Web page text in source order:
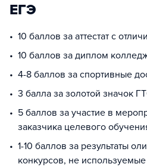
ЕГЭ
10 баллов за аттестат с
10 баллов за диплом
4-8 баллов за спортивные
3 балла за золотой значок
5 баллов за участие в
заказчика целевого
1-10 баллов за результаты
конкурсов, не